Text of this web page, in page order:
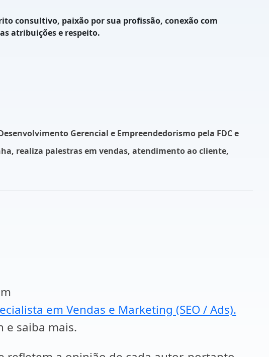
consultivo, paixão por sua profissão, conexão com
atribuições e respeito.
Gerencial e Empreendedorismo pela FDC e
realiza palestras em vendas, atendimento ao cliente,
em Vendas e Marketing (SEO / Ads).
e saiba mais.